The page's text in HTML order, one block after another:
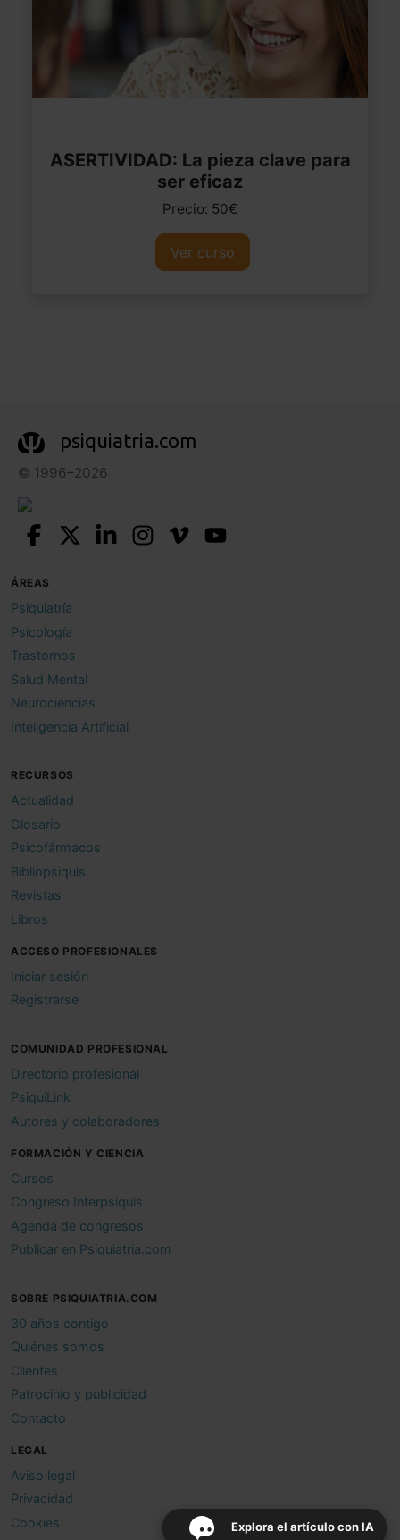
ASERTIVIDAD: La pieza clave para
ser eficaz
Precio: 50€
Ver curso
Explora el artículo con IA
psiquiatria.com
© 1996–2026
ÁREAS
Psiquiatría
Psicología
Trastornos
Salud Mental
Neurociencias
Inteligencia Artificial
RECURSOS
Actualidad
Glosario
Psicofármacos
Bibliopsiquis
Revistas
Libros
ACCESO PROFESIONALES
Iniciar sesión
Registrarse
COMUNIDAD PROFESIONAL
Directorio profesional
PsiquiLink
Autores y colaboradores
FORMACIÓN Y CIENCIA
Cursos
Congreso Interpsiquis
Agenda de congresos
Publicar en Psiquiatria.com
SOBRE PSIQUIATRIA.COM
30 años contigo
Quiénes somos
Clientes
Patrocinio y publicidad
Contacto
LEGAL
Aviso legal
Privacidad
Cookies